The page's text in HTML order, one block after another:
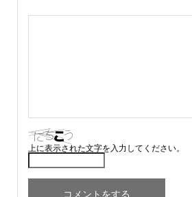
上に表示された文字を入力してください。